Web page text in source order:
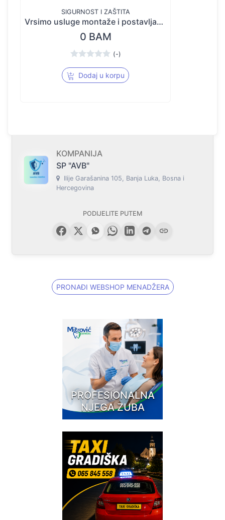
SIGURNOST I ZAŠTITA
Vrsimo usluge montaže i postavljanja: Video nadzora, Ozvucenja, Interfona kao i teh.podrska od 00-
0 BAM
(-)
Dodaj u korpu
KOMPANIJA
SP "AVB"
Ilije Garašanina 105, Banja Luka, Bosna i
Hercegovina
PODIJELITE PUTEM
PRONAĐI WEBSHOP MENADŽERA
PROFESIONALNA
NJEGA ZUBA